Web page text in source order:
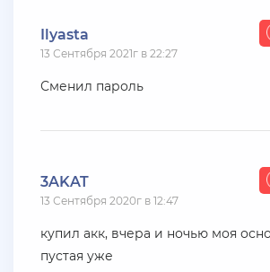
den22960
SenyaFar
Ищу поставщиков аккаунтов на
BLACK***SSIA , телеграмм
+ 11 руб 06 Июля 2026г в 23:48
Ilyasta
13 Сентября 2021г в 22:27
Сменил пароль
3AKAT
13 Сентября 2020г в 12:47
купил акк, вчера и ночью моя
пустая уже